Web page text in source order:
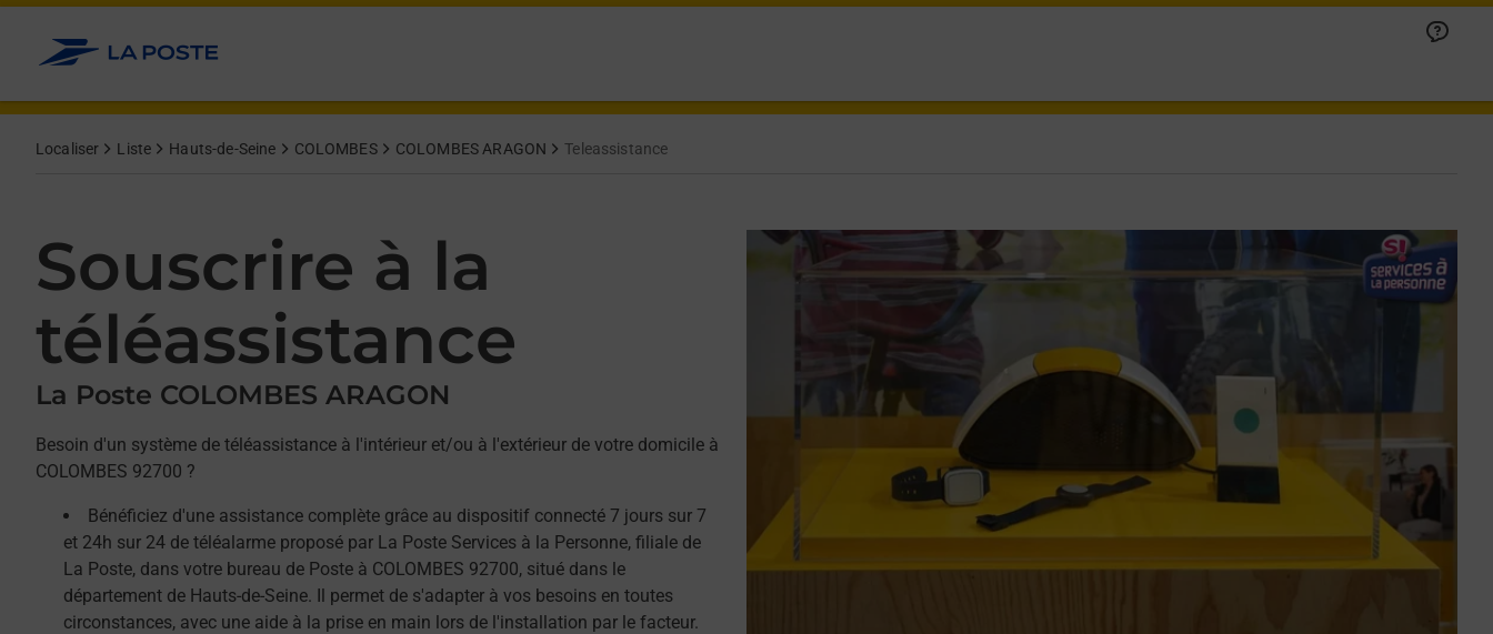
Allez au contenu
Localiser Liste Hauts-de-Seine COLOMBES COLOMBES ARAGON Teleassistance
Souscrire à la
téléassistance
La Poste COLOMBES ARAGON
Besoin d'un système de téléassistance à l'intérieur et/ou à l'extérieur de votre domicile à
COLOMBES 92700 ?
Bénéficiez d'une assistance complète grâce au dispositif connecté 7 jours sur 7
et 24h sur 24 de téléalarme proposé par La Poste Services à la Personne, filiale de
La Poste, dans votre bureau de Poste à COLOMBES 92700, situé dans le
département de Hauts-de-Seine. Il permet de s'adapter à vos besoins en toutes
circonstances, avec une aide à la prise en main lors de l'installation par le facteur.
Afficher ou masquer la réponse
Afficher ou masquer la réponse
Afficher ou masquer la réponse